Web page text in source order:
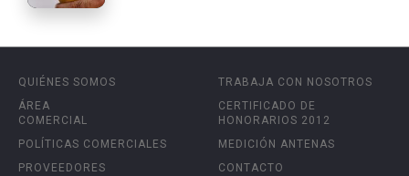
QUIÉNES SOMOS
ÁREA
COMERCIAL
POLÍTICAS COMERCIALES
PROVEEDORES
TRABAJA CON NOSOTROS
CERTIFICADO DE
HONORARIOS 2012
MEDICIÓN ANTENAS
CONTACTO